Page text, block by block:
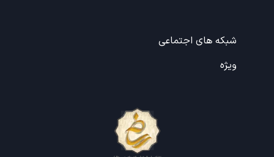
شبکه های اجتماعی
ویژه